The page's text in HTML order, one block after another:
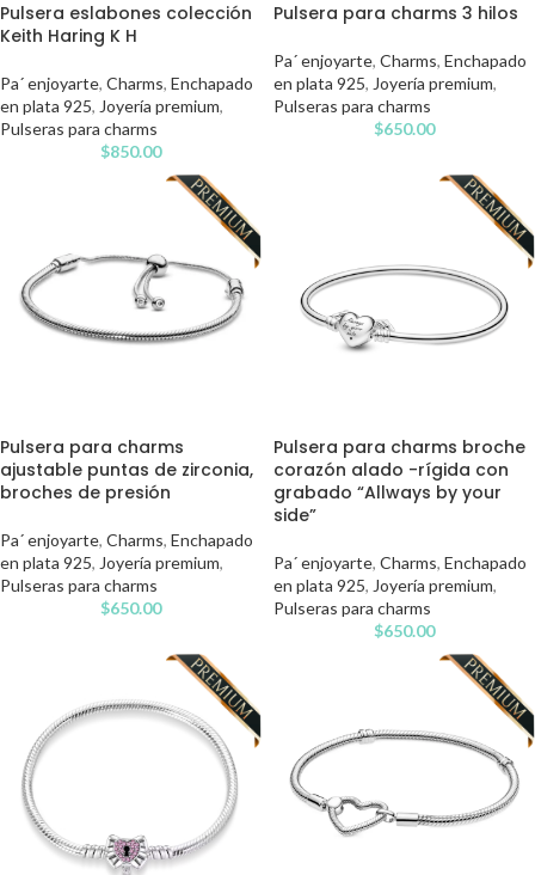
Pulsera eslabones colección
Keith Haring K H
Pa´ enjoyarte, Charms, Enchapado
en plata 925, Joyería premium,
Pulseras para charms
$850.00
Pulsera para charms 3 hilos
Pa´ enjoyarte, Charms, Enchapado
en plata 925, Joyería premium,
Pulseras para charms
$650.00
Pulsera para charms
ajustable puntas de zirconia,
broches de presión
Pa´ enjoyarte, Charms, Enchapado
en plata 925, Joyería premium,
Pulseras para charms
$650.00
Pulsera para charms broche
corazón alado -rígida con
grabado “Allways by your
side”
Pa´ enjoyarte, Charms, Enchapado
en plata 925, Joyería premium,
Pulseras para charms
$650.00